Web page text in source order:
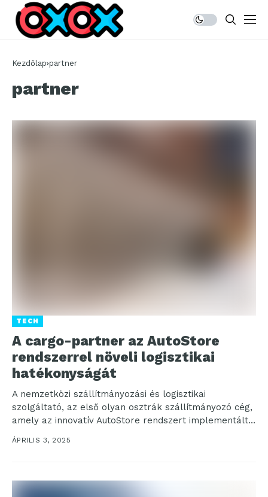
Kezdőlap partner
partner
TECH
A cargo-partner az AutoStore
rendszerrel növeli logisztikai
hatékonyságát
A nemzetközi szállítmányozási és logisztikai
szolgáltató, az első olyan osztrák szállítmányozó cég,
amely az innovatív AutoStore rendszert implementálta
“iLogistics” központjába, a Bécsi Nemzetközi...
ÁPRILIS 3, 2025